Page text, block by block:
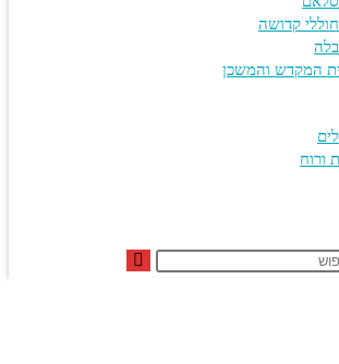
קדושה
והמשכן